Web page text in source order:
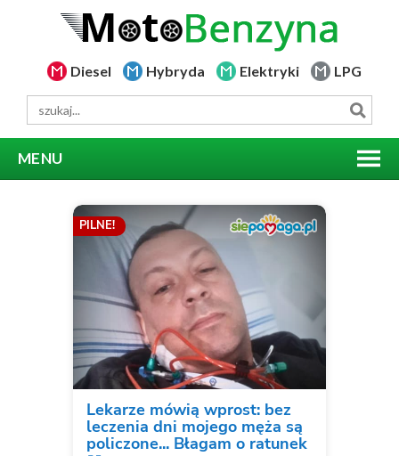
Diesel Hybryda Elektryki LPG
MENU